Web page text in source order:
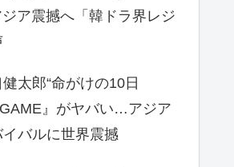
ア震撼へ「韓ドラ界レジ
健太郎“命がけの10日
』がヤバい…アジア
イバルに世界震撼